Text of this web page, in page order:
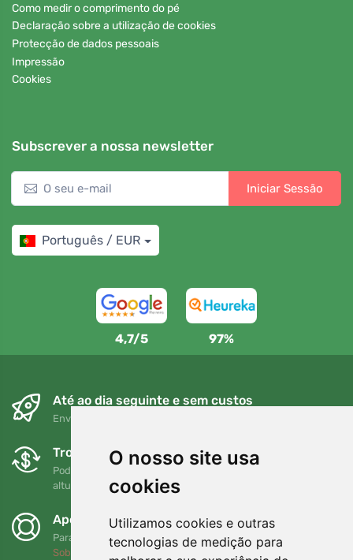
O nosso site usa
cookies
Utilizamos cookies e outras
tecnologias de medição para
Como medir o comprimento do pé
Declaração sobre a utilização de cookies
Protecção de dados pessoais
Impressão
Cookies
Subscrever a nossa newsletter
Iniciar Sessão
Português / EUR
4,7/5 97%
Até ao dia seguinte e sem custos
Envio gratuito para encomendas superiores a 80 EUR
Trocas e devoluções gratuitas
Pode devolver ou trocar a sua encomenda em qualquer
altura no prazo de 90 dias
Apoiamos a Trees.org
Para cada encomenda plantamos uma árvore! Leia mais
Sobre nós